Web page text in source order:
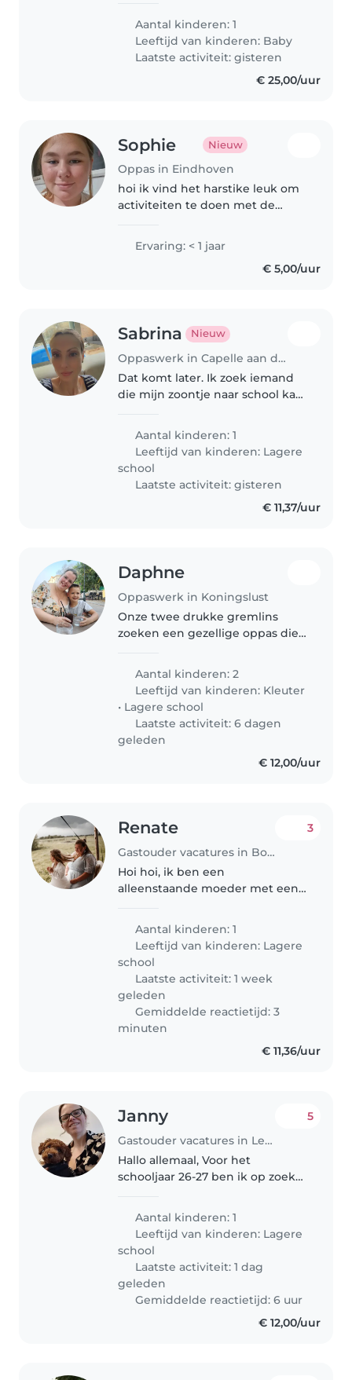
bereid een aantrekkelijk
vergoeding te bieden aan de
juiste kandidaat...
Aantal kinderen: 1
Leeftijd van kinderen: Baby
Laatste activiteit: gisteren
€ 25,00/uur
Sophie Nieuw
Oppas in Eindhoven
hoi ik vind het harstike leuk om
activiteiten te doen met de
gaan of naar een kinderboerderij
te gaan en natuurlijk kan ik ook
Ervaring: < 1 jaar
€ 5,00/uur
Sabrina Nieuw
Oppaswerk in Capelle aan den IJssel
Dat komt later. Ik zoek iemand
die mijn zoontje naar school kan
Aantal kinderen: 1
Leeftijd van kinderen: Lagere
school
Laatste activiteit: gisteren
€ 11,37/uur
Daphne
Oppaswerk in Koningslust
Onze twee drukke gremlins
zoeken een gezellige oppas die
vcrestief bezig zijn en hun
nieuwsgierige hartjes kan vullen.
Iemand die even lekker gek
doet..
Aantal kinderen: 2
Leeftijd van kinderen: Kleuter
• Lagere school
Laatste activiteit: 6 dagen
geleden
€ 12,00/uur
Renate
Gastouder vacatures in Boskoop
3
Hoi hoi, ik ben een
alleenstaande moeder met een
net in boskoop komen wonen
en hebben dringend naschoolse
opvang nodig. Meestal ben ik
om 5uur weer thuis...
Aantal kinderen: 1
Leeftijd van kinderen: Lagere
school
Laatste activiteit: 1 week
geleden
Gemiddelde reactietijd: 3
minuten
€ 11,36/uur
Janny
Gastouder vacatures in Leeuwarden
5
Hallo allemaal, Voor het
schooljaar 26-27 ben ik op zoek
brengen en thuis kan brengen
na school. Ik werk onregelmatig
en heb op..
Aantal kinderen: 1
Leeftijd van kinderen: Lagere
school
Laatste activiteit: 1 dag
geleden
Gemiddelde reactietijd: 6 uur
€ 12,00/uur